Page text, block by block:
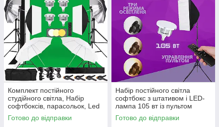
Комплект постійного
студійного світла, Набір
софтбоксів, парасольок, Led
ламп, ворота для фонів,
фони в комплекті
Готово до відправки
Набір постійного світла
софтбокс з штативом і LED-
лампа 105 вт із пультом
Готово до відправки